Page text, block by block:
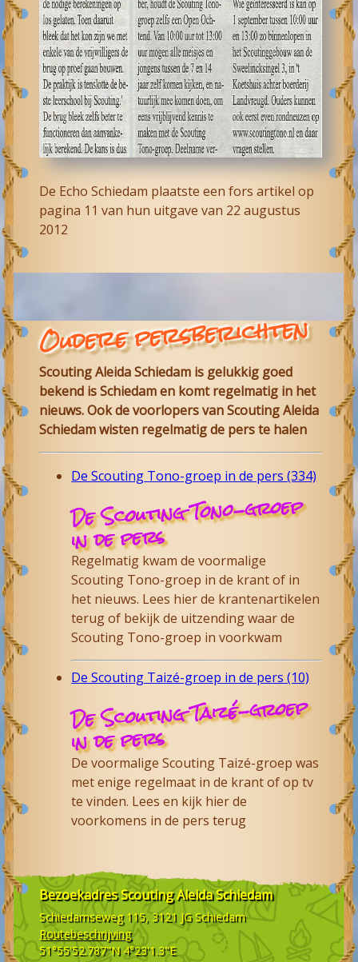
De Echo Schiedam plaatste een fors artikel op
pagina 11 van hun uitgave van 22 augustus
2012
Oudere persberichten
Scouting Aleida Schiedam is gelukkig goed
bekend is Schiedam en komt regelmatig in het
nieuws. Ook de voorlopers van Scouting Aleida
Schiedam wisten regelmatig de pers te halen
De Scouting Tono-groep in de pers (334)
De Scouting Tono-groep
in de pers
Regelmatig kwam de voormalige
Scouting Tono-groep in de krant of in
het nieuws. Lees hier de krantenartikelen
terug of bekijk de uitzending waar de
Scouting Tono-groep in voorkwam
De Scouting Taizé-groep in de pers (10)
De Scouting Taizé-groep
in de pers
De voormalige Scouting Taizé-groep was
met enige regelmaat in de krant of op tv
te vinden. Lees en kijk hier de
voorkomens in de pers terug
BezoekadresScouting Aleida Schiedam
Schiedamseweg 115, 3121 JG Schiedam
Routebeschrijving
51°55'52.787"N 4°23'1.3"E